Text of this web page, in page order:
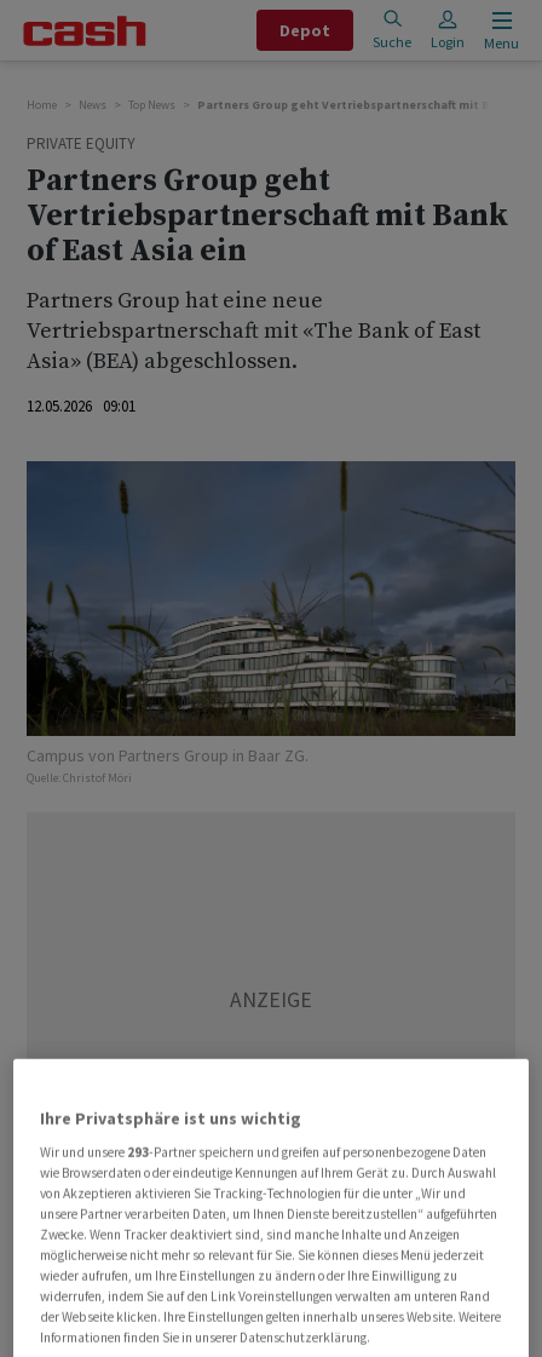
Depot
Suche Login Menu
Home News Top News Partners Group geht Vertriebspartnerschaft mit Bank of
PRIVATE EQUITY
Partners Group geht
Vertriebspartnerschaft mit Bank
of East Asia ein
Partners Group hat eine neue
Vertriebspartnerschaft mit «The Bank of East
Asia» (BEA) abgeschlossen.
12.05.2026 09:01
Campus von Partners Group in Baar ZG.
Quelle: Christof Möri
Es handle sich dabei um den ersten Vertriebspartner
mit Sitz in Hongkong, betonte der Privatmarkt-
Spezialist am Dienstag in einem Communiqué.
Im Rahmen der Kooperation erhielten
Ihre Privatsphäre ist uns wichtig
Wir und unsere 293-Partner speichern und greifen auf personenbezogene Daten
wie Browserdaten oder eindeutige Kennungen auf Ihrem Gerät zu. Durch Auswahl
von Akzeptieren aktivieren Sie Tracking-Technologien für die unter „Wir und
unsere Partner verarbeiten Daten, um Ihnen Dienste bereitzustellen“ aufgeführten
Zwecke. Wenn Tracker deaktiviert sind, sind manche Inhalte und Anzeigen
möglicherweise nicht mehr so relevant für Sie. Sie können dieses Menü jederzeit
wieder aufrufen, um Ihre Einstellungen zu ändern oder Ihre Einwilligung zu
widerrufen, indem Sie auf den Link Voreinstellungen verwalten am unteren Rand
der Webseite klicken. Ihre Einstellungen gelten innerhalb unseres Website. Weitere
Informationen finden Sie in unserer Datenschutzerklärung.